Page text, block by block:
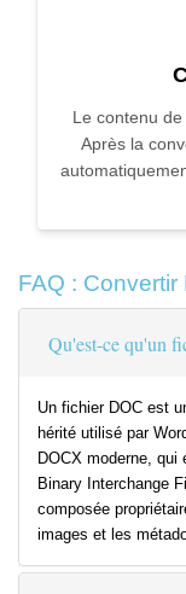
Le contenu
Après la
FAQ :
Qu'est-ce qu'un
Un fichier DOC est
hérité utilisé par
DOCX moderne,
Binary Interchange
composée
images et les